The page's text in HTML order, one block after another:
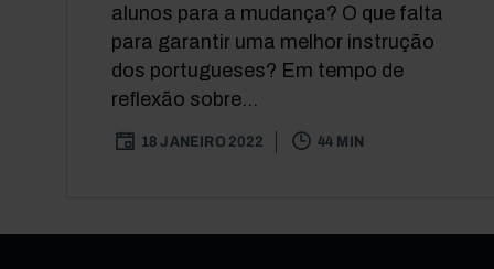
alunos para a mudança? O que falta
para garantir uma melhor instrução
dos portugueses? Em tempo de
reflexão sobre...
18 JANEIRO 2022 44 MIN